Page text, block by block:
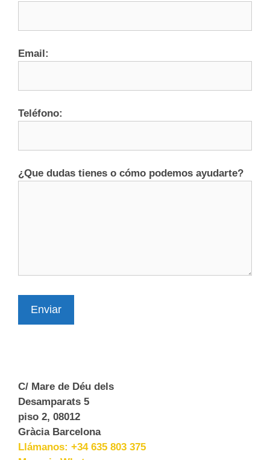
Email:
Teléfono:
¿Que dudas tienes o cómo podemos ayudarte?
Enviar
C/ Mare de Déu dels
Desamparats 5
piso 2, 08012
Gràcia Barcelona
Llámanos: +34 635 803 375